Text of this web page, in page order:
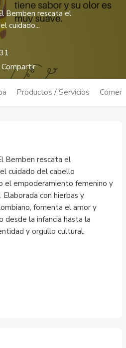
Bemben rescata el
cuidado...
Compartir
Productos / Servicios
Bemben rescata el
cuidado del cabello
el empoderamiento femenino y
con hierbas y
fomenta el amor y
desde la infancia hasta la
y orgullo cultural.